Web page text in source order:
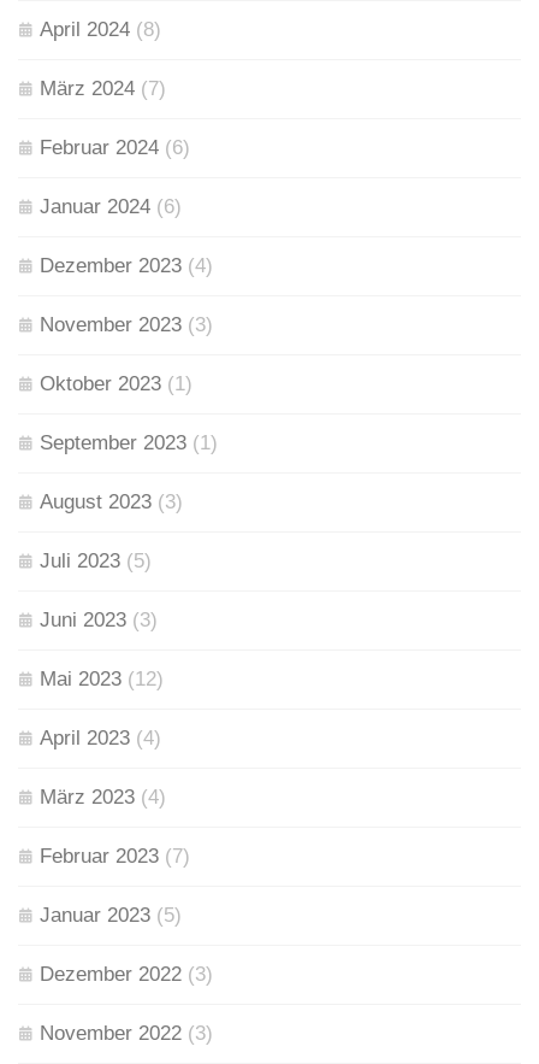
April 2024 (8)
März 2024 (7)
Februar 2024 (6)
Januar 2024 (6)
Dezember 2023 (4)
November 2023 (3)
Oktober 2023 (1)
September 2023 (1)
August 2023 (3)
Juli 2023 (5)
Juni 2023 (3)
Mai 2023 (12)
April 2023 (4)
März 2023 (4)
Februar 2023 (7)
Januar 2023 (5)
Dezember 2022 (3)
November 2022 (3)